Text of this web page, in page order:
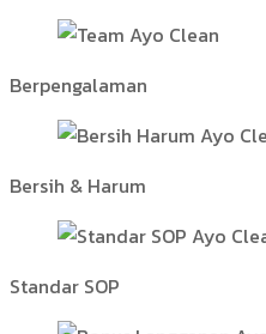
Berpengalaman
Bersih & Harum
Standar SOP